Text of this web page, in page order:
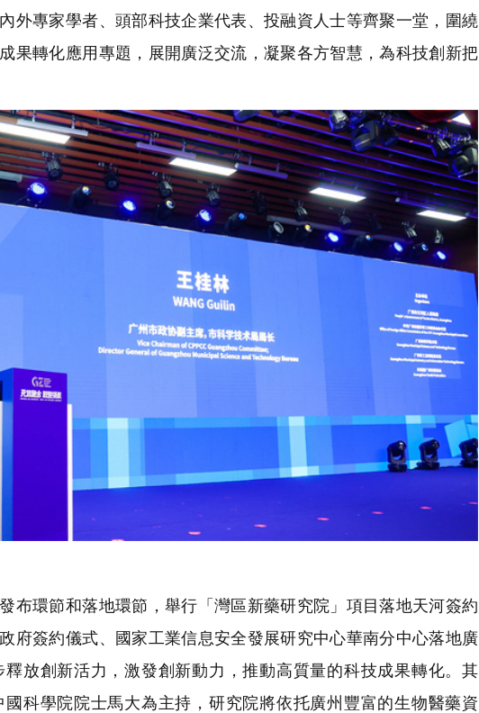
外專家學者、頭部科技企業代表、投融資人士等齊聚一堂，圍繞
果轉化應用專題，展開廣泛交流，凝聚各方智慧，為科技創新把
布環節和落地環節，舉行「灣區新藥研究院」項目落地天河簽約
府簽約儀式、國家工業信息安全發展研究中心華南分中心落地廣
放創新活力，激發創新動力，推動高質量的科技成果轉化。其
科學院院士馬大為主持，研究院將依托廣州豐富的生物醫藥資